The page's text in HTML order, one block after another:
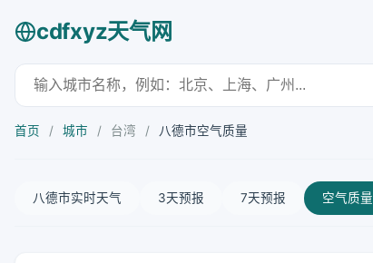
cdfxyz天气网
首页 / 城市 / 台湾 / 八德市空气质量
八德市实时天气 3天预报 7天预报 空气质量